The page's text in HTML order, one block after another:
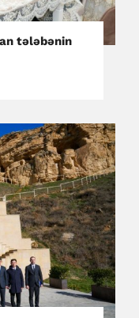
tələbənin